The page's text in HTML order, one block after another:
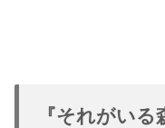
『それがいる